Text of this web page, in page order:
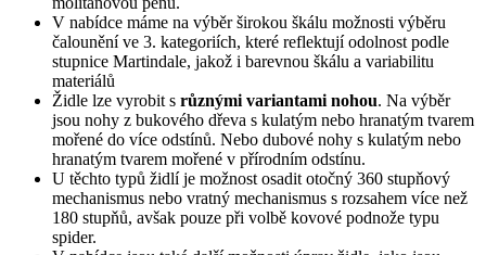
V nabídce máme na výběr širokou škálu možnosti výběru
čalounění ve 3. kategoriích, které reflektují odolnost podle
stupnice Martindale, jakož i barevnou škálu a variabilitu
materiálů
Židle lze vyrobit s různými variantami nohou. Na výběr
jsou nohy z bukového dřeva s kulatým nebo hranatým tvarem
mořené do více odstínů. Nebo dubové nohy s kulatým nebo
hranatým tvarem mořené v přírodním odstínu.
U těchto typů židlí je možnost osadit otočný 360 stupňový
mechanismus nebo vratný mechanismus s rozsahem více než
180 stupňů, avšak pouze při volbě kovové podnože typu
spider.